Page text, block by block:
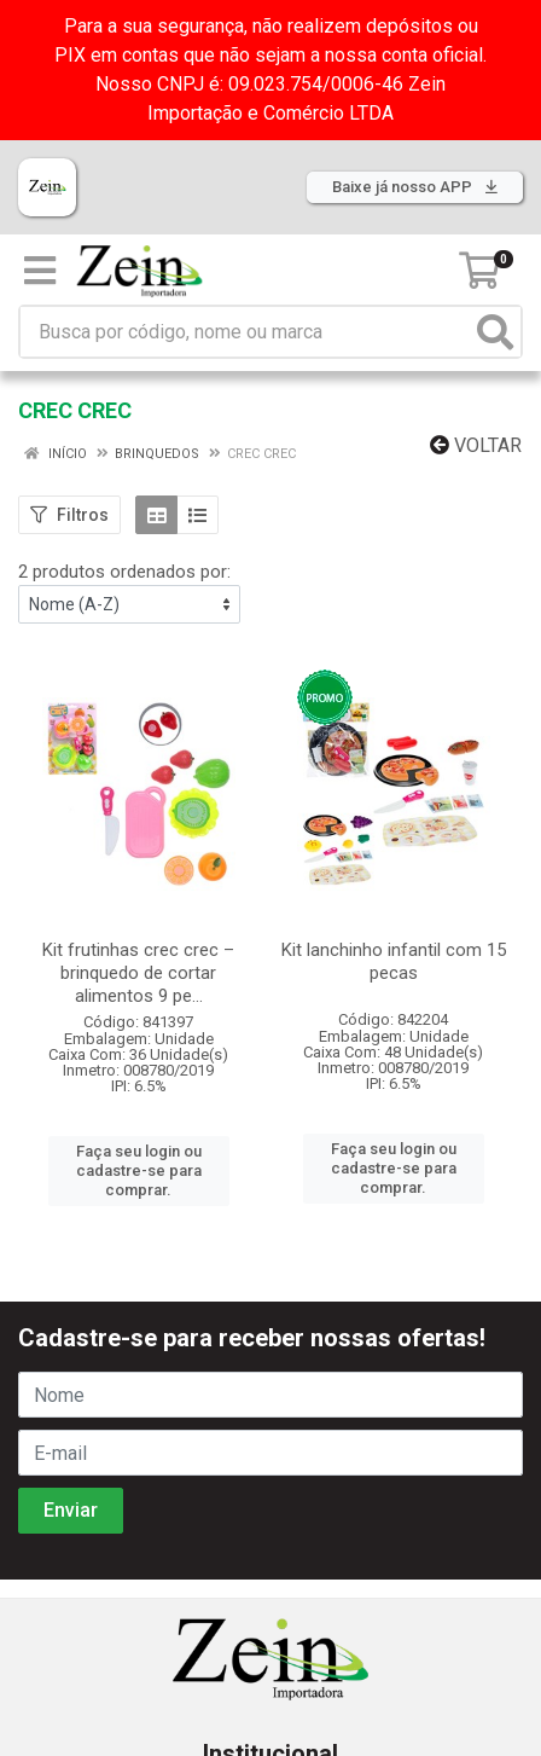
Para a sua segurança, não realizem depósitos ou
PIX em contas que não sejam a nossa conta oficial.
Nosso CNPJ é: 09.023.754/0006-46 Zein
Importação e Comércio LTDA
Baixe já nosso APP
0
CREC CREC
VOLTAR
INÍCIO BRINQUEDOS CREC CREC
Filtros
2 produtos ordenados por:
Kit frutinhas crec crec –
brinquedo de cortar
alimentos 9 pe...
Código: 841397
Embalagem: Unidade
Caixa Com: 36 Unidade(s)
Inmetro: 008780/2019
IPI: 6.5%
Faça seu login ou
cadastre-se para
comprar.
Kit lanchinho infantil com 15
pecas
Código: 842204
Embalagem: Unidade
Caixa Com: 48 Unidade(s)
Inmetro: 008780/2019
IPI: 6.5%
Faça seu login ou
cadastre-se para
comprar.
Cadastre-se para receber nossas ofertas!